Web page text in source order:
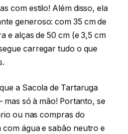
com estilo! Além disso, ela
generoso: com 35 cm de
e alças de 50 cm (e 3,5 cm
carregar tudo o que
a Sacola de Tartaruga
mas só à mão! Portanto, se
ou nas compras do
água e sabão neutro e